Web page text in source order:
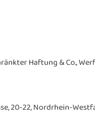
Haftung & Co.,
20-22, Nordrhein-